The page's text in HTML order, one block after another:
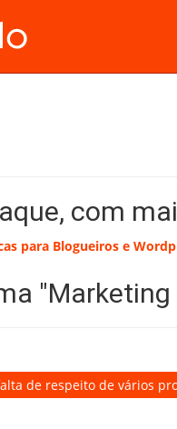
com
para Blogueiros e
"Marketing
de respeito de vários